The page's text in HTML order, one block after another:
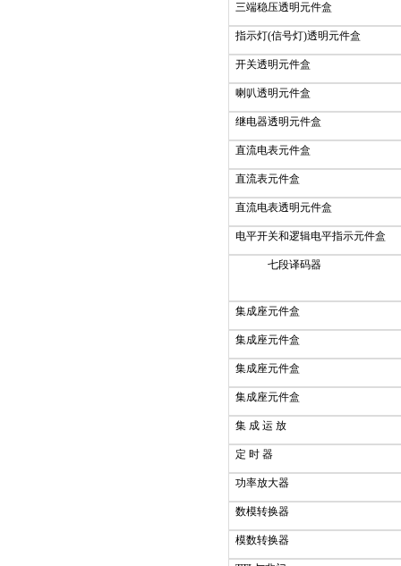
三端稳压透明元件盒
指示灯(信号灯)透明元件盒
开关透明元件盒
喇叭透明元件盒
继电器透明元件盒
直流电表元件盒
直流表元件盒
直流电表透明元件盒
电平开关和逻辑电平指示元件盒
七段译码器
集成座元件盒
集成座元件盒
集成座元件盒
集成座元件盒
集 成 运 放
定 时 器
功率放大器
数模转换器
模数转换器